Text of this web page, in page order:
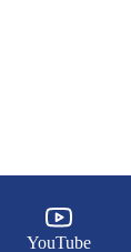
YouTube